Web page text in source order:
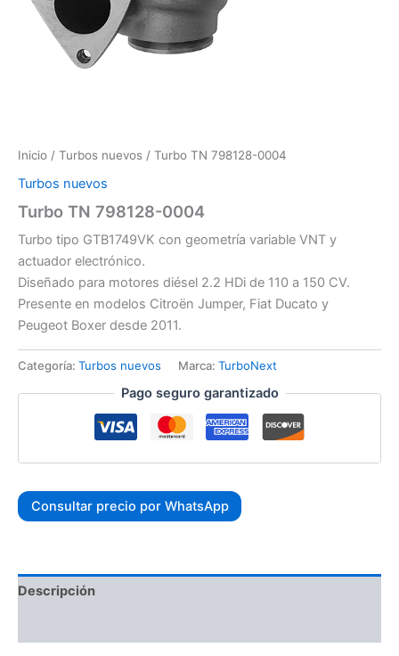
Inicio / Turbos nuevos / Turbo TN 798128-0004
Turbos nuevos
Turbo TN 798128-0004
Turbo tipo GTB1749VK con geometría variable VNT y
actuador electrónico.
Diseñado para motores diésel 2.2 HDi de 110 a 150 CV.
Presente en modelos Citroën Jumper, Fiat Ducato y
Peugeot Boxer desde 2011.
Categoría: Turbos nuevos Marca: TurboNext
Pago seguro garantizado
Consultar precio por WhatsApp
Descripción